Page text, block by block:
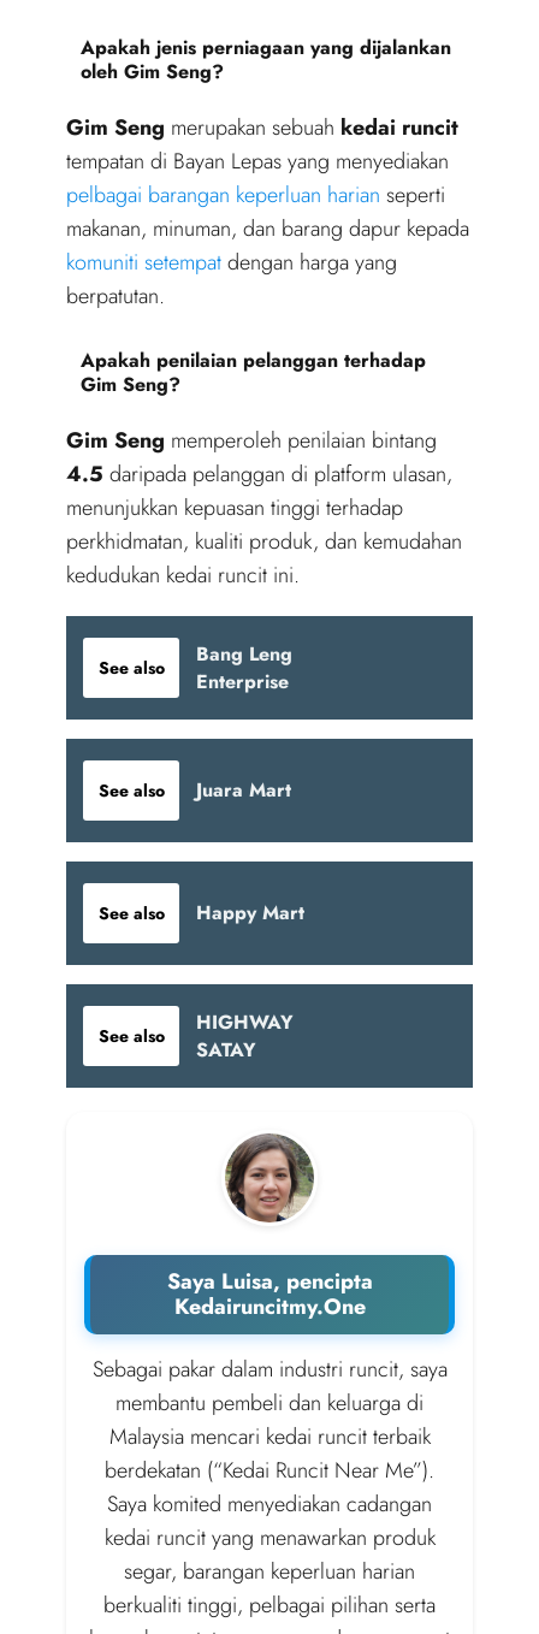
Apakah jenis perniagaan yang dijalankan
oleh Gim Seng?
Gim Seng merupakan sebuah kedai runcit
tempatan di Bayan Lepas yang menyediakan
pelbagai barangan keperluan harian seperti
makanan, minuman, dan barang dapur kepada
komuniti setempatdengan harga yang
berpatutan.
Apakah penilaian pelanggan terhadap
Gim Seng?
Gim Seng memperoleh penilaian bintang
4.5 daripada pelanggan di platform ulasan,
menunjukkan kepuasan tinggi terhadap
perkhidmatan, kualiti produk, dan kemudahan
kedudukan kedai runcit ini.
See also
Bang Leng
Enterprise
See also Juara Mart
See also Happy Mart
See also
HIGHWAY
SATAY
Saya Luisa, pencipta
Kedairuncitmy.One
Sebagai pakar dalam industri runcit, saya
membantu pembeli dan keluarga di
Malaysia mencari kedai runcit terbaik
berdekatan (“Kedai Runcit Near Me”).
Saya komited menyediakan cadangan
kedai runcit yang menawarkan produk
segar, barangan keperluan harian
berkualiti tinggi, pelbagai pilihan serta